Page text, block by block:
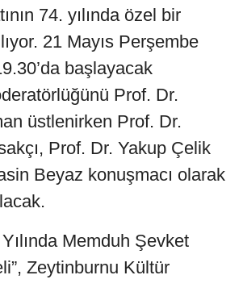
74. yılında özel bir
21 Mayıs Perşembe
başlayacak
Prof. Dr.
üstlenirken Prof. Dr.
Prof. Dr. Yakup Çelik
Beyaz konuşmacı olarak
Yılında Memduh Şevket
Zeytinburnu Kültür